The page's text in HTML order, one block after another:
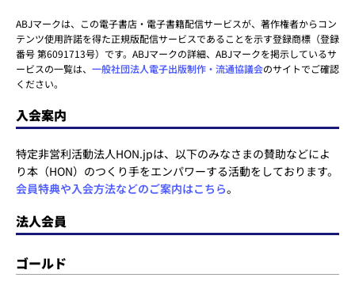
ABJマークは、この電子書店・電子書籍配信サービスが、著作権者からコン
テンツ使用許諾を得た正規版配信サービスであることを示す登録商標（登録
番号 第6091713号）です。ABJマークの詳細、ABJマークを掲示しているサ
ービスの一覧は、 一般社団法人電子出版制作・流通協議会のサイトでご確認
ください。
入会案内
特定非営利活動法人HON.jpは、以下のみなさまの賛助などによ
り本（HON）のつくり手をエンパワーする活動をしております。
会員特典や入会方法などのご案内はこちら。
法人会員
ゴールド